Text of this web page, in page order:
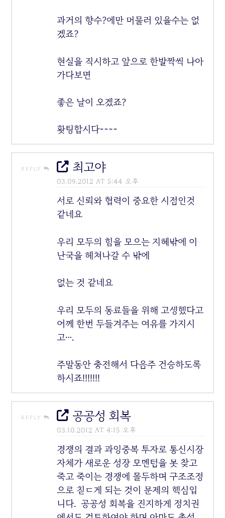
과거의 향수?에만 머물러 있을수는 없
겠죠?
현실을 직시하고 앞으로 한발짝씩 나아
가다보면
좋은 날이 오겠죠?
홧팅합시다~~~~
REPLY 최고야
03.09.2012 AT 5:44 오후
서로 신뢰와 협력이 중요한 시점인것
같네요
우리 모두의 힘을 모으는 지혜밖에 이
난국을 헤쳐나갈 수 밖에
없는 것 같네요
우리 모두의 동료들을 위해 고생했다고
어께 한번 두들겨주는 여유를 가지시
고….
주말동안 충전해서 다음주 건승하도록
하시죠!!!!!!!
REPLY 공공성 회복
03.10.2012 AT 4:15 오후
경쟁의 결과 과잉중복 투자로 통신시장
자체가 새로운 성장 모멘텀을 못 찾고
죽고 죽이는 경쟁에 몰두하며 구조조정
으로 칟ㄷ게 되는 것이 문제의 핵심입
니다. 공공성 회복을 진지하게 정치권